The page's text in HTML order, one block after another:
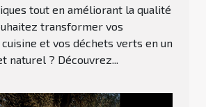
tout en améliorant la qualité
transformer vos
et vos déchets verts en un
naturel ? Découvrez...